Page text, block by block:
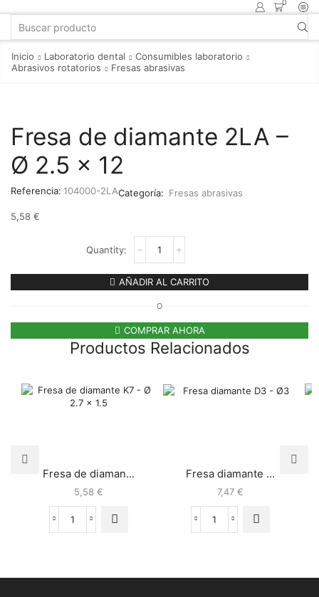
0
Inicio Laboratorio dental
Consumibles laboratorio
Abrasivos rotatorios
Fresas abrasivas
Fresa de diamante 2LA –
Ø 2.5 x 12
Referencia: 104000-2LACategoría: Fresas abrasivas
5,58 €
AÑADIR AL CARRITO
O
COMPRAR AHORA
Productos Relacionados
Fresa de diaman...
5,58 €
Fresa diamante ...
7,47 €